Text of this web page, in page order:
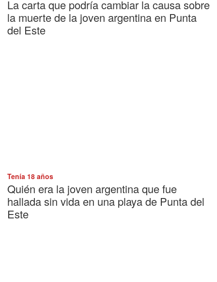
La carta que podría cambiar la causa sobre
la muerte de la joven argentina en Punta
del Este
Tenía 18 años
Quién era la joven argentina que fue
hallada sin vida en una playa de Punta del
Este